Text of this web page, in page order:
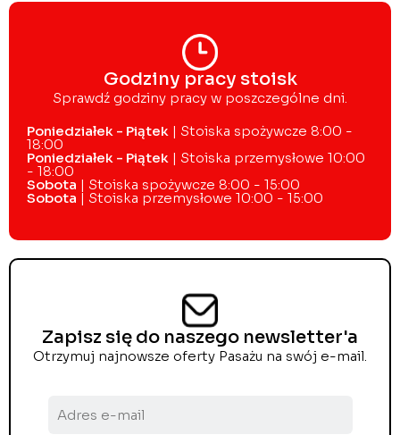
Godziny pracy stoisk
Sprawdź godziny pracy w poszczególne dni.
Poniedziałek - Piątek | Stoiska spożywcze 8:00 -
18:00
Poniedziałek - Piątek | Stoiska przemysłowe 10:00
- 18:00
Sobota | Stoiska spożywcze 8:00 - 15:00
Sobota | Stoiska przemysłowe 10:00 - 15:00
Zapisz się do naszego newsletter'a
Otrzymuj najnowsze oferty Pasażu na swój e-mail.